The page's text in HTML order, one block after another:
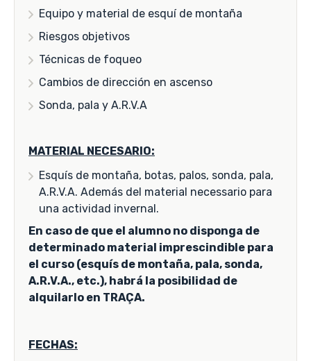
Equipo y material de esquí de montaña
Riesgos objetivos
Técnicas de foqueo
Cambios de dirección en ascenso
Sonda, pala y A.R.V.A
MATERIAL NECESARIO:
Esquís de montaña, botas, palos, sonda, pala,
A.R.V.A. Además del material necessario para
una actividad invernal.
En caso de que el alumno no disponga de
determinado material imprescindible para
el curso (esquís de montaña, pala, sonda,
A.R.V.A., etc.), habrá la posibilidad de
alquilarlo en TRAÇA.
FECHAS: